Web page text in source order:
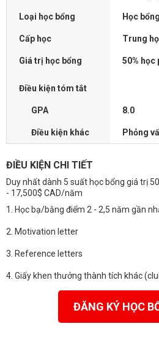
Loại học bổng Học
Cấp học Trung
Giá trị học bổng 50% học
Điều kiện tóm tắt
GPA 8.0
Điều kiện khác Phỏng
ĐIỀU KIỆN CHI TIẾT
Duy nhất dành 5 suất học bổng giá trị
- 17,500$ CAD/năm
1. Học bạ/bằng điểm 2 - 2,5 năm gần
2. Motivation letter
3. Reference letters
4. Giấy khen thưởng thành tích khác
ĐĂNG KÝ HỌC